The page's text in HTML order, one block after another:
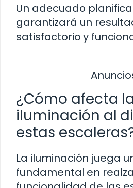
Un adecuado
garantizará un
satisfactorio y
¿Cómo afecta
iluminación al
estas
La iluminación juega
fundamental en